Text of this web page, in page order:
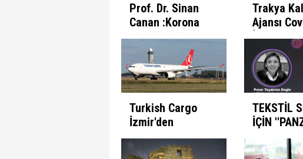
Prof. Dr. Sinan
Canan :Korona
Günlerinde
İnsanın Fabrika
Ayarları
Trakya
Ajansı
İle
Etti
Turkish Cargo
İzmir'den
seferlerine
başlıyor
TEKSTİL
İÇİN
BULUNDU